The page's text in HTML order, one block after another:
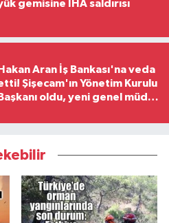
gemisine İHA saldırısı
Hakan Aran İş Bankası'na veda
Şişecam'ın Yönetim Kurulu
Başkanı oldu, yeni genel müdür